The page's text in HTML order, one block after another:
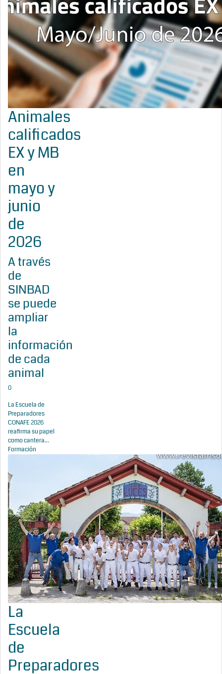
Animales
calificados
EX y MB
en
mayo y
junio
de
2026
A través
de
SINBAD
se puede
ampliar
la
información
de cada
animal
0
La Escuela de
Preparadores
CONAFE 2026
reafirma su papel
como cantera...
Formación
La
Escuela
de
Preparadores